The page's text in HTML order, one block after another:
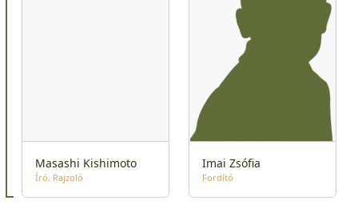
Masashi Kishimoto
Író Rajzoló
Imai Zsófia
Fordító